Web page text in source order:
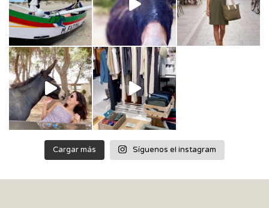
Cargar más Síguenos eI instagram